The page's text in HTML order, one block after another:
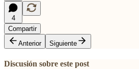
4
Compartir
Anterior
Siguiente
Discusión sobre este post